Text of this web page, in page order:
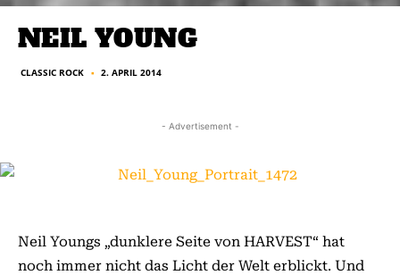
NEIL YOUNG
CLASSIC ROCK ■ 2. APRIL 2014
- Advertisement -
Neil Youngs „dunklere Seite von HARVEST“ hat
noch immer nicht das Licht der Welt erblickt. Und